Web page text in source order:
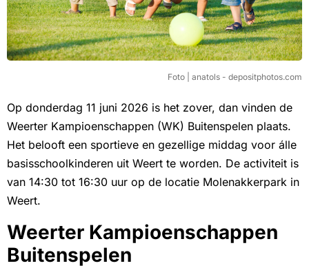
Foto | anatols - depositphotos.com
Op donderdag 11 juni 2026 is het zover, dan vinden de
Weerter Kampioenschappen (WK) Buitenspelen plaats.
Het belooft een sportieve en gezellige middag voor álle
basisschoolkinderen uit Weert te worden. De activiteit is
van 14:30 tot 16:30 uur op de locatie Molenakkerpark in
Weert.
Weerter Kampioenschappen
Buitenspelen